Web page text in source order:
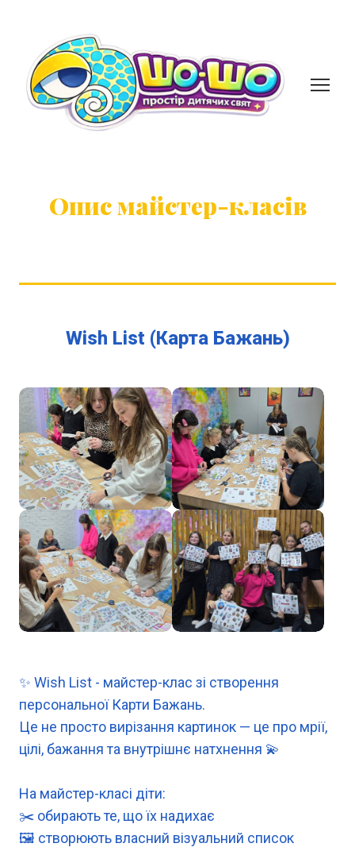
Опис майстер-класів
Wish List (Карта Бажань)
✨ Wish List - майстер-клас зі створення
персональної Карти Бажань.
Це не просто вирізання картинок — це про мрії,
цілі, бажання та внутрішнє натхнення 💫
На майстер-класі діти:
✂️ обирають те, що їх надихає
🖼 створюють власний візуальний список